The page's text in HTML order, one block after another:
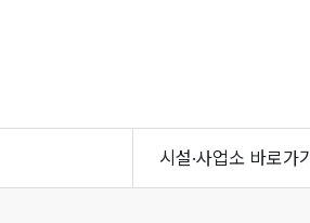
시설·사업소 바로가기